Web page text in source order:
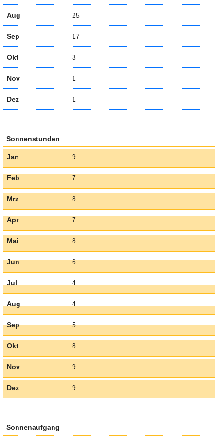
Aug 25
Sep 17
Okt 3
Nov 1
Dez 1
Sonnenstunden
Jan 9
Feb 7
Mrz 8
Apr 7
Mai 8
Jun 6
Jul 4
Aug 4
Sep 5
Okt 8
Nov 9
Dez 9
Sonnenaufgang